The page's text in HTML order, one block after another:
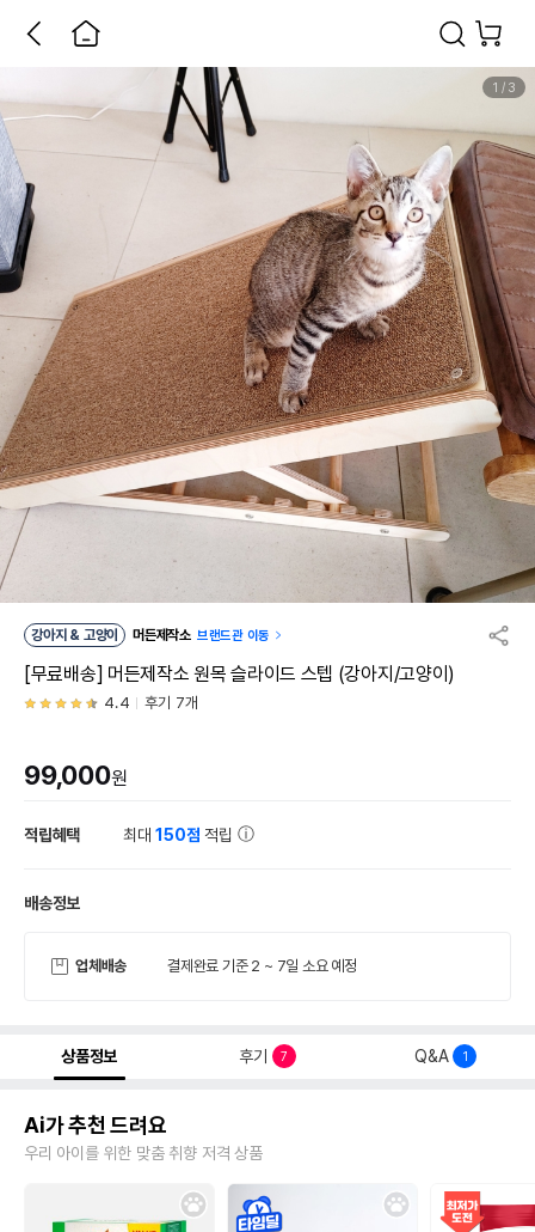
1 / 3
강아지 & 고양이 머든제작소 브랜드관 이동
[무료배송] 머든제작소 원목 슬라이드 스텝 (강아지/고양이)
4.4 후기 7개
99,000원
적립혜택 최대150점 적립
배송정보
업체배송 결제완료 기준 2 ~ 7일 소요 예정
상품정보 후기 7 Q&A 1
Ai가 추천 드려요
우리 아이를 위한 맞춤 취향 저격 상품